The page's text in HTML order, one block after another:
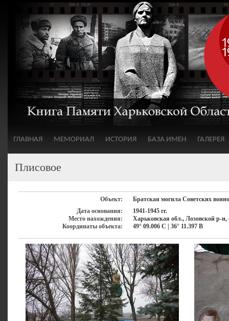
ГЛАВНАЯ МЕМОРИАЛ ИСТОРИЯ БАЗА ИМЕН ГАЛЕРЕЯ
Плисовое
Объект:
Братская могила Советских
Дата основания:
1941-1945 гг.
Место нахождения:
Харьковская обл., Лозовской р-н,
Координаты объекта:
49° 09.006 С | 36° 11.397 В